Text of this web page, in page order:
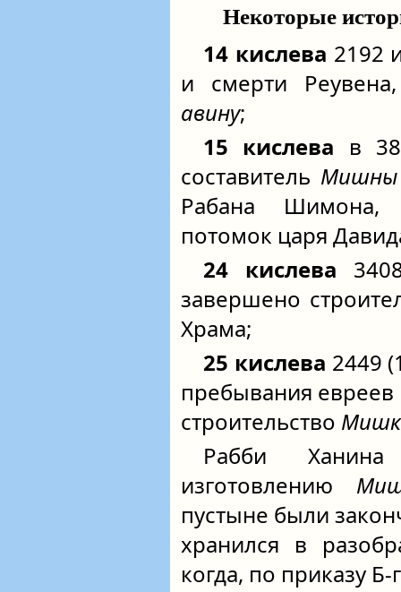
Некоторые
14 кислева 2192
и смерти
авину;
15 кислева в
составитель Мишны
Рабана Шимона,
потомок царя
24 кислева
завершено
Храма;
25 кислева 2449
пребывания
строительство
Рабби
изготовлению
пустыне были
хранился в
когда, по приказу